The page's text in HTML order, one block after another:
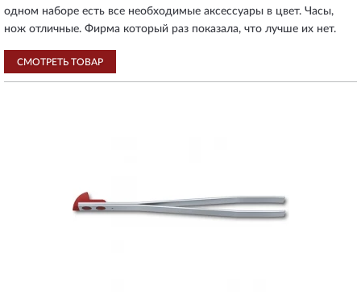
одном наборе есть все необходимые аксессуары в цвет. Часы,
нож отличные. Фирма который раз показала, что лучше их нет.
СМОТРЕТЬ ТОВАР